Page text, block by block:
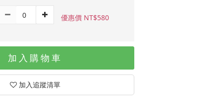
優惠價 NT$580
加入購物車
加入追蹤清單